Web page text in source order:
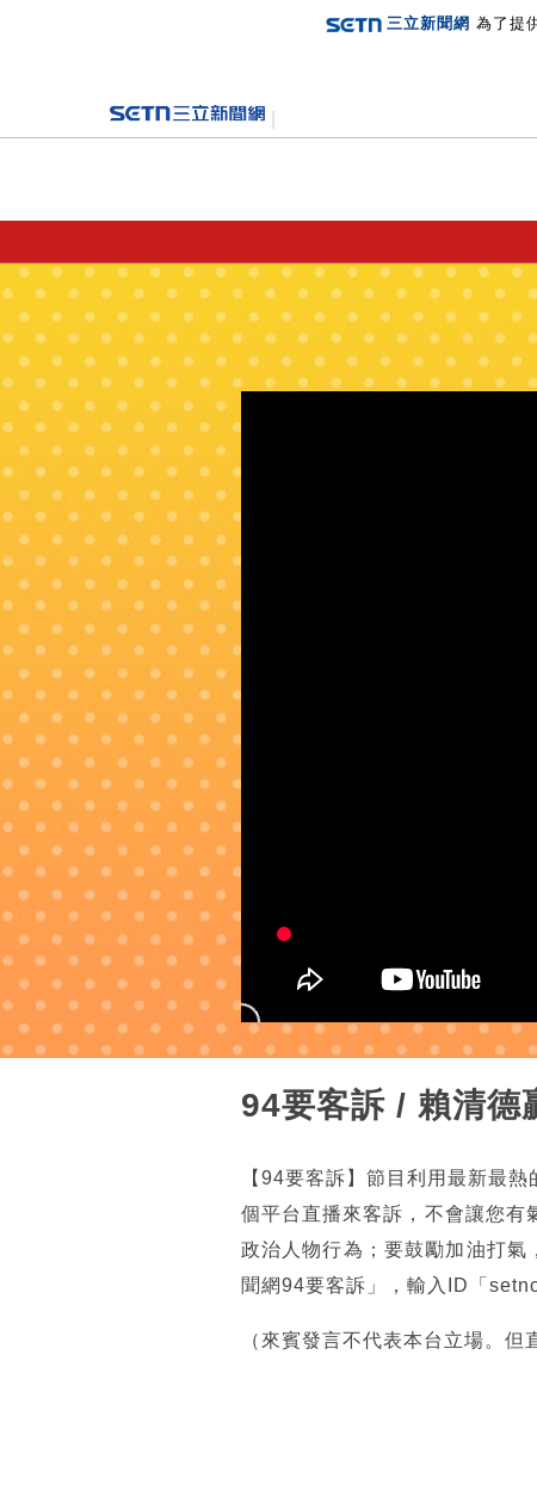
三立新聞網 為了提
94要客訴 / 賴清德
【94要客訴】節目利用最新最
個平台直播來客訴，不會讓您有
政治人物行為；要鼓勵加油打
聞網94要客訴」，輸入ID「
（來賓發言不代表本台立場。